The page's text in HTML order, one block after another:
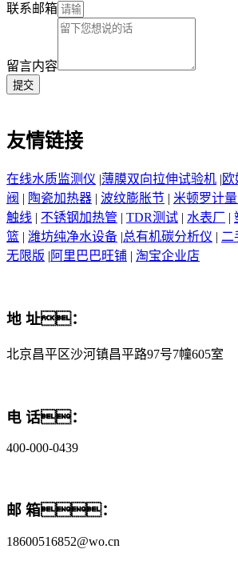
联系邮箱
留言内容
提交
友情链接
在线水质监测仪 薄膜双向拉伸试验机
阀
陶瓷加热器 波纹膨胀节 米顿罗计
触线
不锈钢加热管 TDR测试 水表厂
篮
潍坊纯净水设备 总有机碳分析仪
二
无限版
阿里巴巴旺铺 淘宝企业店
地 址：
北京昌平区沙河镇昌平路97号7幢605室
电 话：
400-000-0439
邮 箱：
18600516852@wo.cn